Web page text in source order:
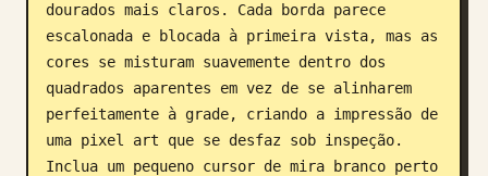
dourados mais claros. Cada borda parece
escalonada e blocada à primeira vista, mas as
cores se misturam suavemente dentro dos
quadrados aparentes em vez de se alinharem
perfeitamente à grade, criando a impressão de
uma pixel art que se desfaz sob inspeção.
Inclua um pequeno cursor de mira branco perto